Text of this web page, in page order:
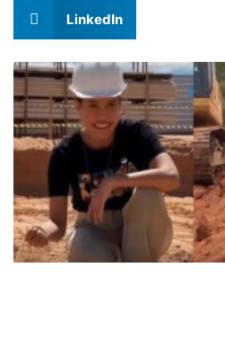
LinkedIn